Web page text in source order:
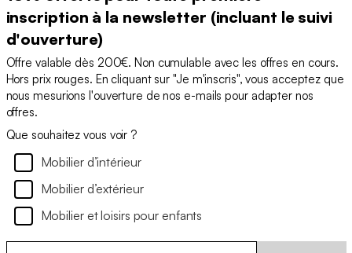
inscription à la newsletter (incluant le suivi
d'ouverture)
Offre valable dès 200€. Non cumulable avec les offres en cours.
Hors prix rouges. En cliquant sur "Je m'inscris", vous acceptez que
nous mesurions l'ouverture de nos e-mails pour adapter nos
offres.
Que souhaitez vous voir ?
Mobilier d’intérieur
Mobilier d’extérieur
Mobilier et loisirs pour enfants